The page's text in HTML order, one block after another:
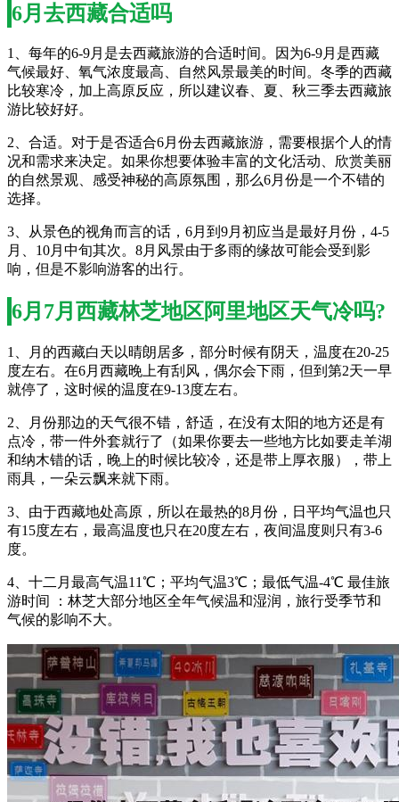
6月去西藏合适吗
1、每年的6-9月是去西藏旅游的合适时间。因为6-9月是西藏
气候最好、氧气浓度最高、自然风景最美的时间。冬季的西藏
比较寒冷，加上高原反应，所以建议春、夏、秋三季去西藏旅
游比较好好。
2、合适。对于是否适合6月份去西藏旅游，需要根据个人的情
况和需求来决定。如果你想要体验丰富的文化活动、欣赏美丽
的自然景观、感受神秘的高原氛围，那么6月份是一个不错的
选择。
3、从景色的视角而言的话，6月到9月初应当是最好月份，4-5
月、10月中旬其次。8月风景由于多雨的缘故可能会受到影
响，但是不影响游客的出行。
6月7月西藏林芝地区阿里地区天气冷吗?
1、月的西藏白天以晴朗居多，部分时候有阴天，温度在20-25
度左右。在6月西藏晚上有刮风，偶尔会下雨，但到第2天一早
就停了，这时候的温度在9-13度左右。
2、月份那边的天气很不错，舒适，在没有太阳的地方还是有
点冷，带一件外套就行了（如果你要去一些地方比如要走羊湖
和纳木错的话，晚上的时候比较冷，还是带上厚衣服），带上
雨具，一朵云飘来就下雨。
3、由于西藏地处高原，所以在最热的8月份，日平均气温也只
有15度左右，最高温度也只在20度左右，夜间温度则只有3-6
度。
4、十二月最高气温11℃；平均气温3℃；最低气温-4℃ 最佳旅
游时间 ：林芝大部分地区全年气候温和湿润，旅行受季节和
气候的影响不大。